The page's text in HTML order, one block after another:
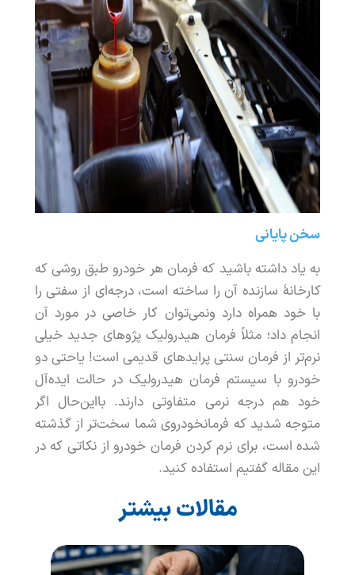
سخنپایانی
به یاد داشته باشید که فرمان هر خودرو طبق روشی که
کارخانۀ سازنده آن را ساخته است،درجهای از سفتی را
با خود همراه دارد ونمیتوان کار خاصی در مورد آن
انجام داد؛ مثلا فرمان هیدرولیک پژوهای جدید خیلی
نرمتر از فرمان سنتی پرایدهای قدیمی است! یاحتی دو
خودرو با سیستم فرمان هیدرولیک در حالت ایدهآل
خود هم درجه نرمی متفاوتی دارند.بااینحال اگر
متوجه شدید که فرمانخودروی شما سختتر از گذشته
شده است، برای نرم کردن فرمان خودرو از نکاتی که در
این مقاله گفتیم استفاده کنید.
مقالات بیشتر